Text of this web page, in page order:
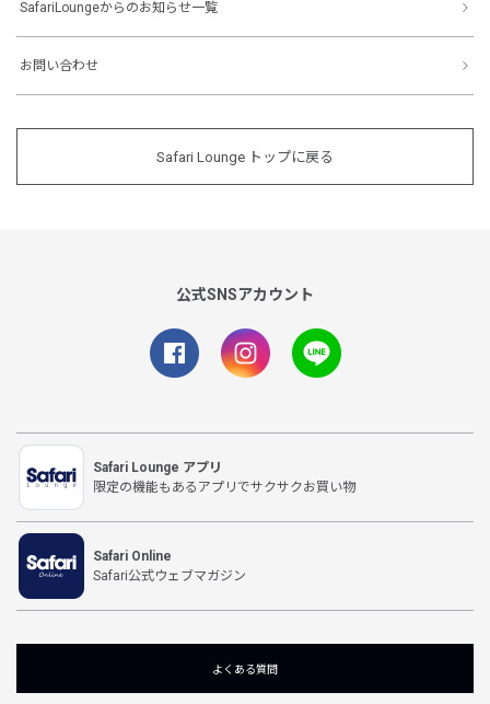
SafariLoungeからのお知らせ一覧
お問い合わせ
Safari Lounge トップに戻る
公式SNSアカウント
Safari Lounge アプリ
限定の機能もあるアプリでサクサクお買い物
Safari Online
Safari公式ウェブマガジン
よくある質問